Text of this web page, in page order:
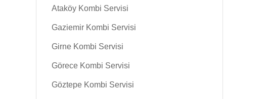
Ataköy Kombi Servisi
Gaziemir Kombi Servisi
Girne Kombi Servisi
Görece Kombi Servisi
Göztepe Kombi Servisi